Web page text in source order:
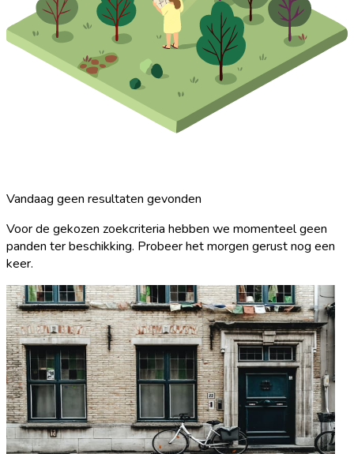
Vandaag geen resultaten gevonden
Voor de gekozen zoekcriteria hebben we momenteel geen
panden ter beschikking. Probeer het morgen gerust nog een
keer.